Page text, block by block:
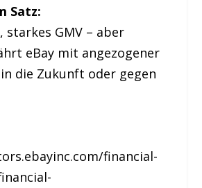
Satz:
starkes GMV – aber
eBay mit angezogener
die Zukunft oder gegen
financial-